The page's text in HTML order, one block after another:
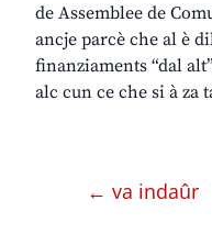
de Assemblee de
ancje parcè che al è
finanziaments “dal
alc cun ce che si à za
← va indaûr